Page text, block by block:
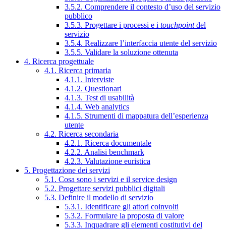
3.5.2. Comprendere il contesto d’uso del servizio
pubblico
3.5.3. Progettare i processi e i touchpointdel
servizio
3.5.4. Realizzare l’interfaccia utente del servizio
3.5.5. Validare la soluzione ottenuta
4. Ricerca progettuale
4.1. Ricerca primaria
4.1.1. Interviste
4.1.2. Questionari
4.1.3. Test di usabilità
4.1.4. Web analytics
4.1.5. Strumenti di mappatura dell’esperienza
utente
4.2. Ricerca secondaria
4.2.1. Ricerca documentale
4.2.2. Analisi benchmark
4.2.3. Valutazione euristica
5. Progettazione dei servizi
5.1. Cosa sono i servizi e il service design
5.2. Progettare servizi pubblici digitali
5.3. Definire il modello di servizio
5.3.1. Identificare gli attori coinvolti
5.3.2. Formulare la proposta di valore
5.3.3. Inquadrare gli elementi costitutivi del